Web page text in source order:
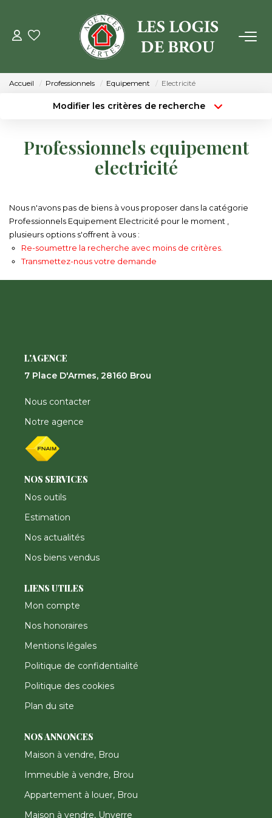
ESTIMATION
NOTRE AGENCE
Qui Sommes Nous
Notre Équipe
Accueil Professionnels Equipement Electricité
Modifier les critères de recherche
Sélectionnez...
Type de bien
Surface min
Créer une alerte
Professionnels equipement
electricité
Nous n'avons pas de biens à vous proposer dans la catégorie
Professionnels Equipement Electricité pour le moment ,
plusieurs options s'offrent à vous :
Re-soumettre la recherche avec moins de critères.
Transmettez-nous votre demande
L'AGENCE
7 Place D'Armes, 28160 Brou
Nous contacter
Notre agence
NOS SERVICES
Nos outils
Estimation
Nos actualités
Nos biens vendus
LIENS UTILES
Mon compte
Nos honoraires
Mentions légales
Politique de confidentialité
Politique des cookies
Plan du site
NOS ANNONCES
Maison à vendre, Brou
Immeuble à vendre, Brou
Appartement à louer, Brou
Maison à vendre, Unverre